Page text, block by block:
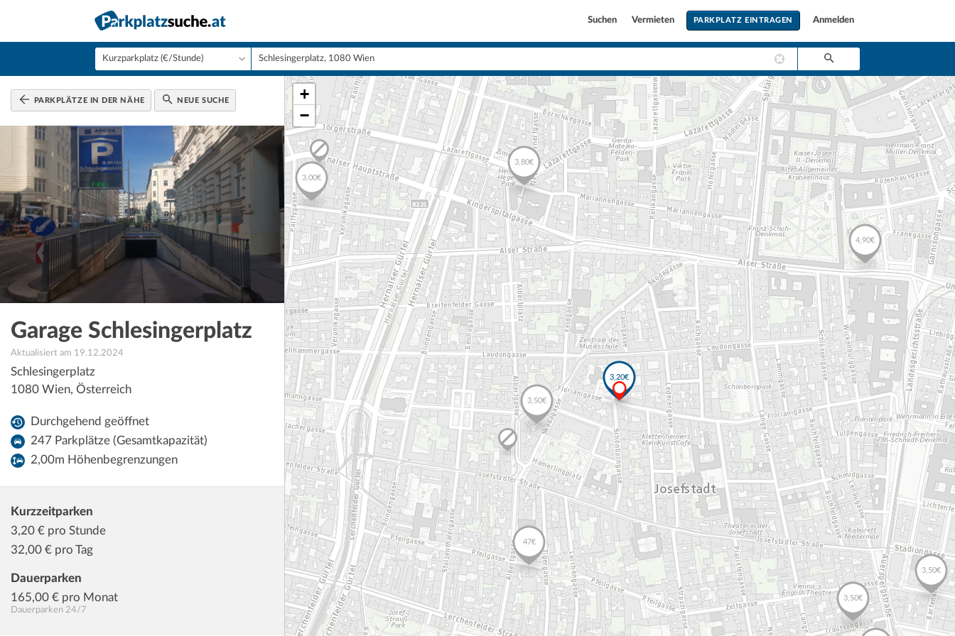
Suchen Vermieten PARKPLATZ EINTRAGEN Anmelden
PARKPLÄTZE IN DER NÄHE NEUE SUCHE
Garage Schlesingerplatz
Aktualisiert am 19.12.2024
Schlesingerplatz
1080 Wien, Österreich
Durchgehend geöffnet
247 Parkplätze (Gesamtkapazität)
2,00m Höhenbegrenzungen
Kurzzeitparken
3,20 € pro Stunde
32,00 € pro Tag
Dauerparken
165,00 € pro Monat
Dauerparken 24/7
+
−